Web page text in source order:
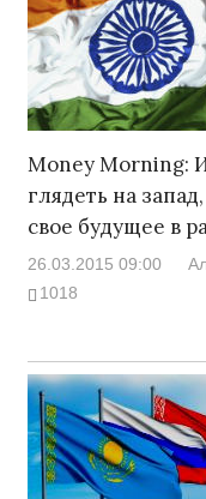
Money Morning:
глядеть на
свое будущее в
26.03.2015 09:00
1018